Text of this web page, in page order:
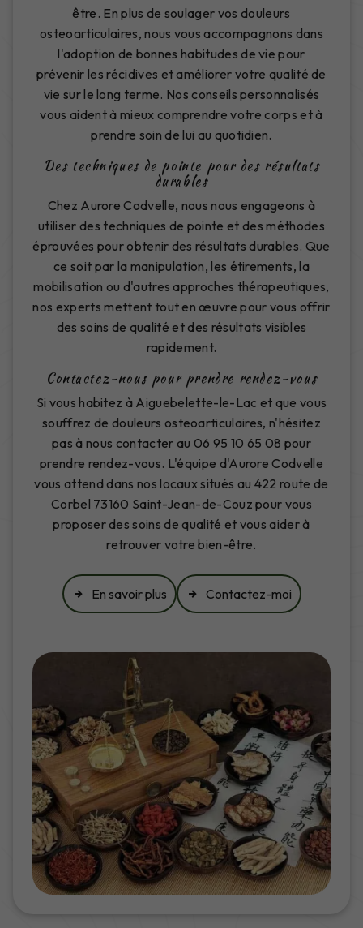
être. En plus de soulager vos douleurs
osteoarticulaires, nous vous accompagnons dans
l'adoption de bonnes habitudes de vie pour
prévenir les récidives et améliorer votre qualité de
vie sur le long terme. Nos conseils personnalisés
vous aident à mieux comprendre votre corps et à
prendre soin de lui au quotidien.
Des techniques de pointe pour des résultats
durables
Chez Aurore Codvelle, nous nous engageons à
utiliser des techniques de pointe et des méthodes
éprouvées pour obtenir des résultats durables. Que
ce soit par la manipulation, les étirements, la
mobilisation ou d'autres approches thérapeutiques,
nos experts mettent tout en œuvre pour vous offrir
des soins de qualité et des résultats visibles
rapidement.
Contactez-nous pour prendre rendez-vous
Si vous habitez à Aiguebelette-le-Lac et que vous
souffrez de douleurs osteoarticulaires, n'hésitez
pas à nous contacter au 06 95 10 65 08 pour
prendre rendez-vous. L'équipe d'Aurore Codvelle
vous attend dans nos locaux situés au 422 route de
Corbel 73160 Saint-Jean-de-Couz pour vous
proposer des soins de qualité et vous aider à
retrouver votre bien-être.
En savoir plus Contactez-moi